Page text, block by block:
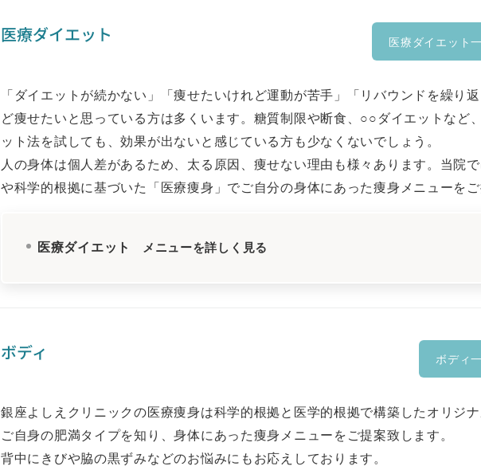
医療ダイエット 医療ダイエット
「ダイエットが続かない」「痩せたいけれど運動が苦手」「リバウンドを繰り
ど痩せたいと思っている方は多くいます。糖質制限や断食、○○ダイエットなど
ット法を試しても、効果が出ないと感じている方も少なくないでしょう。
人の身体は個人差があるため、太る原因、痩せない理由も様々あります。当院
や科学的根拠に基づいた「医療痩身」でご自分の身体にあった痩身メニューをご
医療ダイエット メニューを詳しく見る
ボディ ボディ
銀座よしえクリニックの医療痩身は科学的根拠と医学的根拠で構築したオリジ
ご自身の肥満タイプを知り、身体にあった痩身メニューをご提案致します。
背中にきびや脇の黒ずみなどのお悩みにもお応えしております。